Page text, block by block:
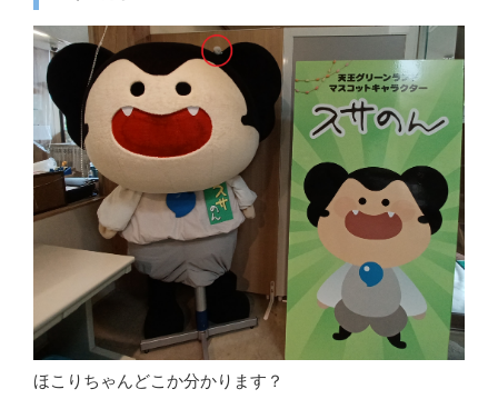
ほこりちゃんどこか分かります？